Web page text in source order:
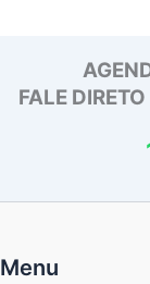
FALE
Menu